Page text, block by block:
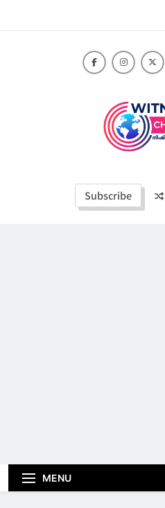
Subscribe
MENU